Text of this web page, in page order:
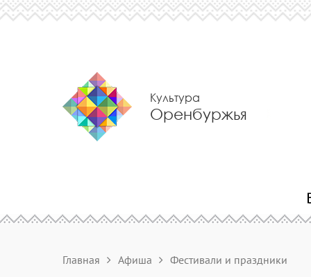
Культура
Оренбуржья
Главная Афиша Фестивали и праздники